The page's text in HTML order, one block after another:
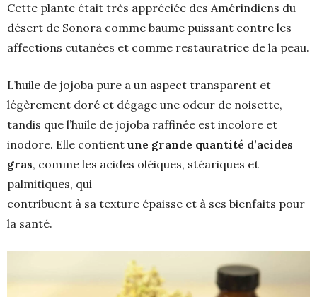
Cette plante était très appréciée des Amérindiens du
désert de Sonora comme baume puissant contre les
affections cutanées et comme restauratrice de la peau.
L’huile de jojoba pure a un aspect transparent et
légèrement doré et dégage une odeur de noisette,
tandis que l’huile de jojoba raffinée est incolore et
inodore. Elle contient une grande quantité d’acides
gras, comme les acides oléiques, stéariques et
palmitiques, qui
contribuent à sa texture épaisse et à ses bienfaits pour
la santé.